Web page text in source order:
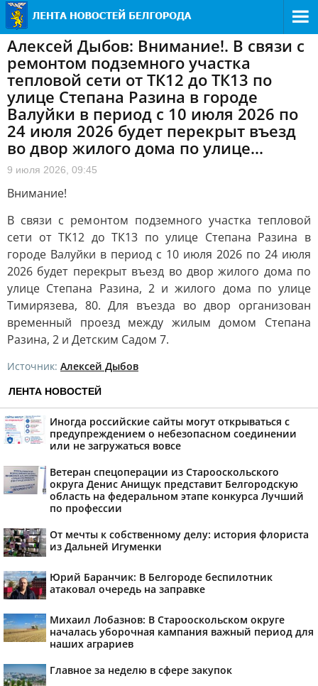
Алексей Дыбов: Внимание!. В связи с
ремонтом подземного участка
тепловой сети от ТК12 до ТК13 по
улице Степана Разина в городе
Валуйки в период с 10 июля 2026 по
24 июля 2026 будет перекрыт въезд
во двор жилого дома по улице...
9 июля 2026, 09:45
Внимание!
В связи с ремонтом подземного участка тепловой
сети от ТК12 до ТК13 по улице Степана Разина в
городе Валуйки в период с 10 июля 2026 по 24 июля
2026 будет перекрыт въезд во двор жилого дома по
улице Степана Разина, 2 и жилого дома по улице
Тимирязева, 80. Для въезда во двор организован
временный проезд между жилым домом Степана
Разина, 2 и Детским Садом 7.
Источник: Алексей Дыбов
ЛЕНТА НОВОСТЕЙ
Иногда российские сайты могут открываться с
предупреждением о небезопасном соединении
или не загружаться вовсе
Ветеран спецоперации из Старооскольского
округа Денис Анищук представит Белгородскую
область на федеральном этапе конкурса Лучший
по профессии
От мечты к собственному делу: история флориста
из Дальней Игуменки
Юрий Баранчик: В Белгороде беспилотник
атаковал очередь на заправке
Михаил Лобазнов: В Старооскольском округе
началась уборочная кампания важный период для
наших аграриев
Главное за неделю в сфере закупок